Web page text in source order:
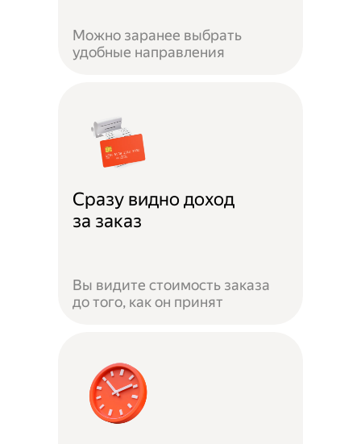
Можно заранее выбрать
удобные направления
Сразу видно доход
за заказ
Вы видите стоимость заказа
до того, как он принят